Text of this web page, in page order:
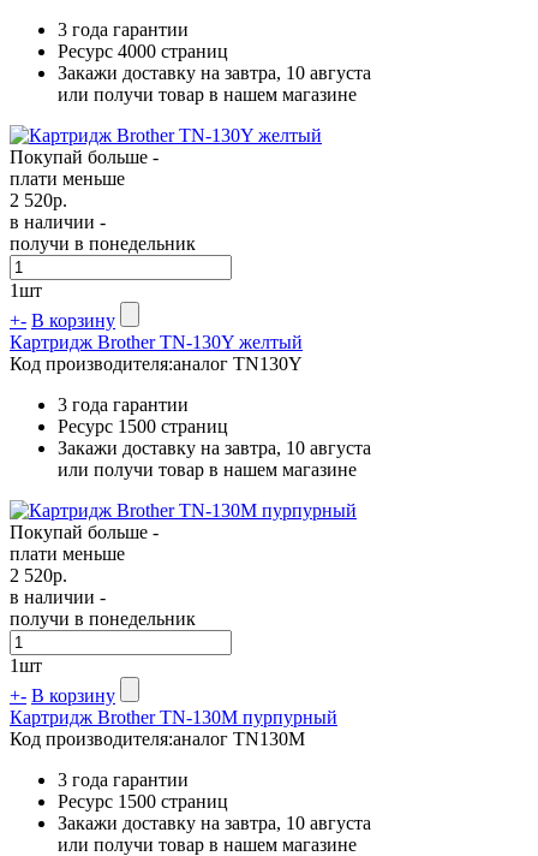
3 года гарантии
Ресурс 4000 страниц
Закажи доставку на завтра, 10 августа
или получи товар в нашем магазине
Покупай больше -
плати меньше
2 520р.
в наличии -
получи в понедельник
1шт
+- В корзину
Картридж Brother TN-130Y желтый
Код производителя:аналог TN130Y
3 года гарантии
Ресурс 1500 страниц
Закажи доставку на завтра, 10 августа
или получи товар в нашем магазине
Покупай больше -
плати меньше
2 520р.
в наличии -
получи в понедельник
1шт
+- В корзину
Картридж Brother TN-130M пурпурный
Код производителя:аналог TN130M
3 года гарантии
Ресурс 1500 страниц
Закажи доставку на завтра, 10 августа
или получи товар в нашем магазине